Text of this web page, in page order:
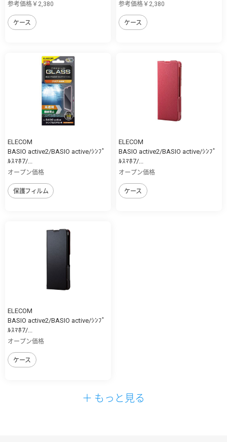
参考価格￥2,380
ケース
参考価格￥2,380
ケース
ELECOM
BASIO active2/BASIO active/ｼﾝﾌﾟ
ﾙｽﾏﾎ7/...
オープン価格
保護フィルム
ELECOM
BASIO active2/BASIO active/ｼﾝﾌﾟ
ﾙｽﾏﾎ7/...
オープン価格
ケース
ELECOM
BASIO active2/BASIO active/ｼﾝﾌﾟ
ﾙｽﾏﾎ7/...
オープン価格
ケース
＋ もっと見る